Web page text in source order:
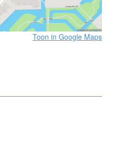
Toon in Google Maps